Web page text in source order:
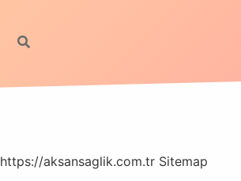
https://aksansaglik.com.tr Sitemap